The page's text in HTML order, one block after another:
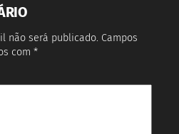
não será publicado. Campos
com *